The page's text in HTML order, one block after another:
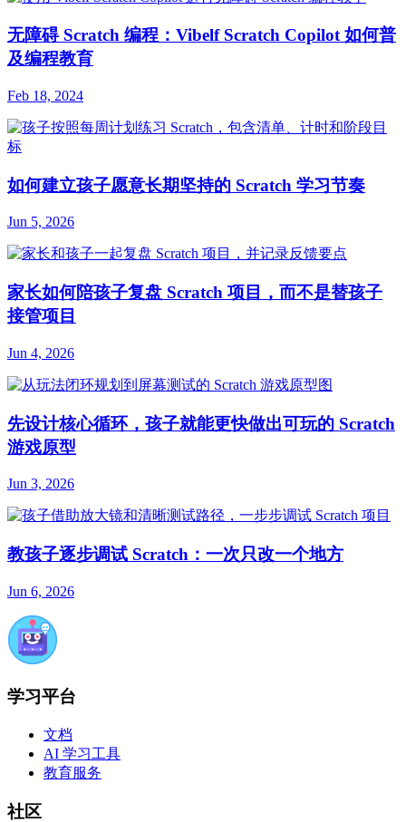
无障碍 Scratch 编程：Vibelf Scratch Copilot 如何普
及编程教育
Feb 18, 2024
如何建立孩子愿意长期坚持的 Scratch 学习节奏
Jun 5, 2026
家长如何陪孩子复盘 Scratch 项目，而不是替孩子
接管项目
Jun 4, 2026
先设计核心循环，孩子就能更快做出可玩的 Scratch
游戏原型
Jun 3, 2026
教孩子逐步调试 Scratch：一次只改一个地方
Jun 6, 2026
学习平台
文档
AI 学习工具
教育服务
社区